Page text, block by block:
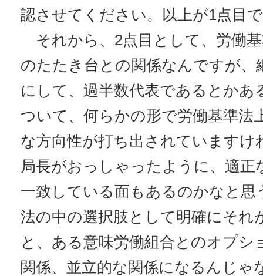
認させてください。以上が1点目
それから、2点目として、労働
のたたき台との関係なんですが、
にして、過半数代表であるとかあ
ついて、何らかの形で労働基準法
な方向性が打ち出されていますけ
局長がおっしゃったように、適正
一致している面もあるのかなと思
法の中の選択肢として明確にそれ
と、ある意味労働組合とのオプシ
関係、並立的な関係になるんじゃ